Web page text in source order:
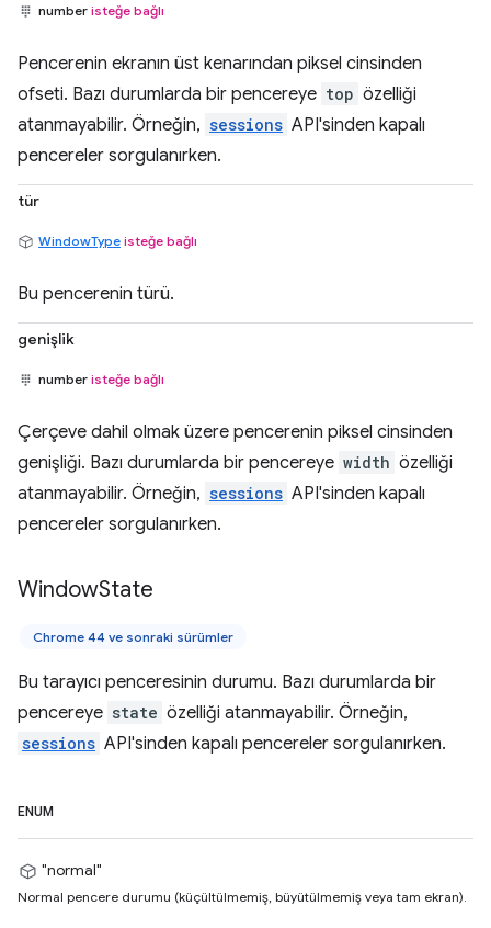
number isteğe bağlı
Pencerenin ekranın üst kenarından piksel cinsinden
ofseti. Bazı durumlarda bir pencereye top özelliği
atanmayabilir. Örneğin, sessions API'sinden kapalı
pencereler sorgulanırken.
tür
WindowType isteğe bağlı
Bu pencerenin türü.
genişlik
number isteğe bağlı
Çerçeve dahil olmak üzere pencerenin piksel cinsinden
genişliği. Bazı durumlarda bir pencereye width özelliği
atanmayabilir. Örneğin, sessions API'sinden kapalı
pencereler sorgulanırken.
WindowState
Chrome 44 ve sonraki sürümler
Bu tarayıcı penceresinin durumu. Bazı durumlarda bir
pencereye state özelliği atanmayabilir. Örneğin,
sessions API'sinden kapalı pencereler sorgulanırken.
ENUM
"normal"
Normal pencere durumu (küçültülmemiş, büyütülmemiş veya tam ekran).